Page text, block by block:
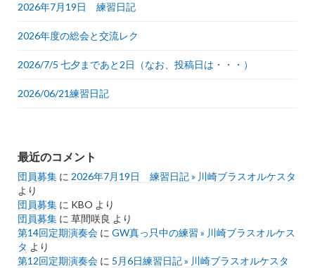
2026年7月19日 練習日記
2026年度の総会と交流レク
2026/7/5 七夕まであと2日（なお、投稿日は・・・）
2026/06/21練習日記
最近のコメント
団員募集 に 2026年7月19日 練習日記 » 川崎ブラスオルケスタ
より
団員募集 に KBO より
団員募集 に 草間咲良 より
第14回定期演奏会 に GW真っ只中の練習 » 川崎ブラスオルケス
タ より
第12回定期演奏会 に 5月6日練習日記 » 川崎ブラスオルケスタ